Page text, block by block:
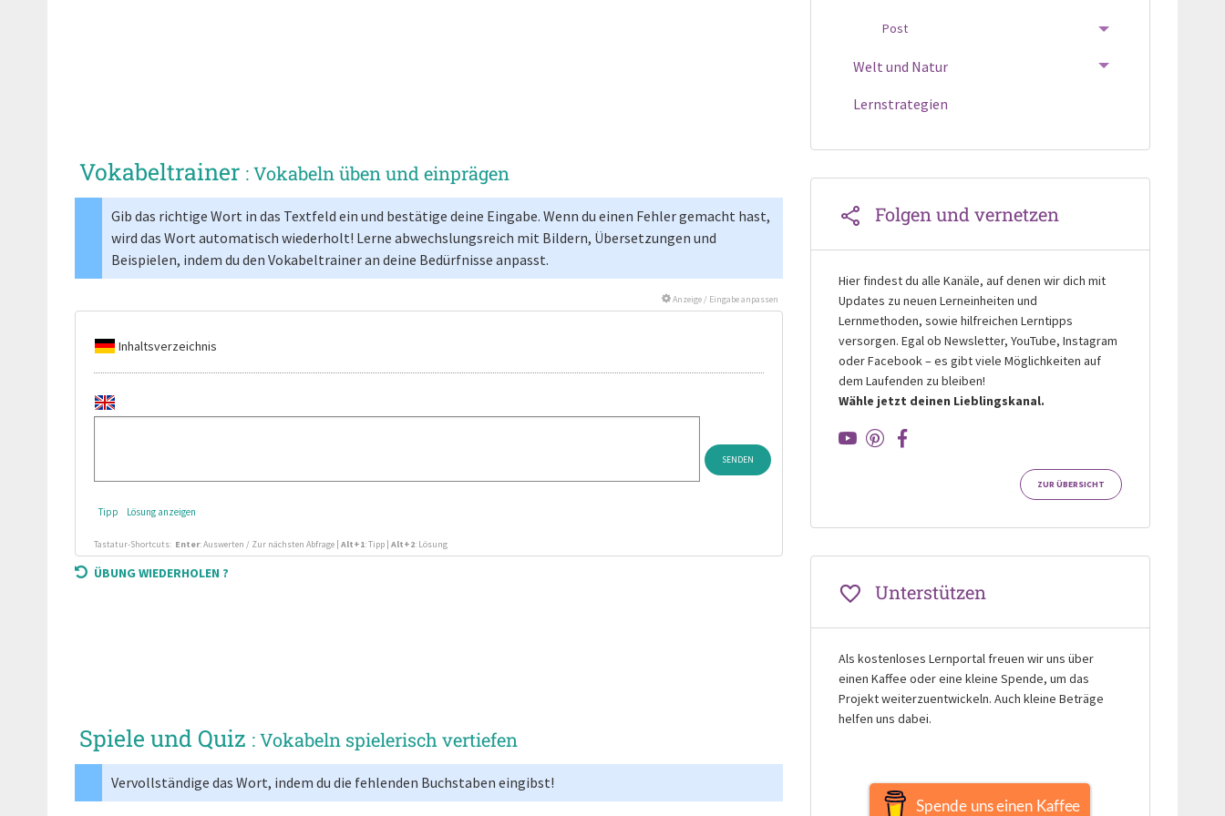
Vokabeltrainer : Vokabeln üben und einprägen
Gib das richtige Wort in das Textfeld ein und bestätige deine Eingabe. Wenn du einen Fehler gemacht hast,
wird das Wort automatisch wiederholt! Lerne abwechslungsreich mit Bildern, Übersetzungen und
Beispielen, indem du den Vokabeltrainer an deine Bedürfnisse anpasst.
Anzeige / Eingabe anpassen
Inhaltsverzeichnis
Tipp Lösung anzeigen
Tastatur-Shortcuts: Enter: Auswerten / Zur nächsten Abfrage | Alt+1: Tipp | Alt+2: Lösung
ÜBUNG WIEDERHOLEN ?
Spiele und Quiz : Vokabeln spielerisch vertiefen
Vervollständige das Wort, indem du die fehlenden Buchstaben eingibst!
Post
TOGGLE MENU
Welt und Natur TOGGLE MENU
Lernstrategien
Folgen und vernetzen
Hier findest du alle Kanäle, auf denen wir dich mit
Updates zu neuen Lerneinheiten und
Lernmethoden, sowie hilfreichen Lerntipps
versorgen. Egal ob Newsletter, YouTube, Instagram
oder Facebook – es gibt viele Möglichkeiten auf
dem Laufenden zu bleiben!
Wähle jetzt deinen Lieblingskanal.
ZUR ÜBERSICHT
Unterstützen
Als kostenloses Lernportal freuen wir uns über
einen Kaffee oder eine kleine Spende, um das
Projekt weiterzuentwickeln. Auch kleine Beträge
helfen uns dabei.
Spende uns einen Kaffee